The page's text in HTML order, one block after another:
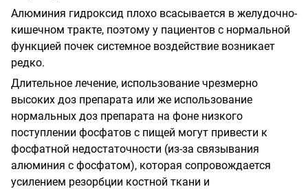
Алюминия гидроксид плохо всасывается в желудочно-
кишечном тракте, поэтому у пациентов с нормальной
функцией почек системное воздействие возникает
редко.
Длительное лечение, использование чрезмерно
высоких доз препарата или же использование
нормальных доз препарата на фоне низкого
поступлении фосфатов с пищей могут привести к
фосфатной недостаточности (из-за связывания
алюминия с фосфатом), которая сопровождается
усилением резорбции костной ткани и